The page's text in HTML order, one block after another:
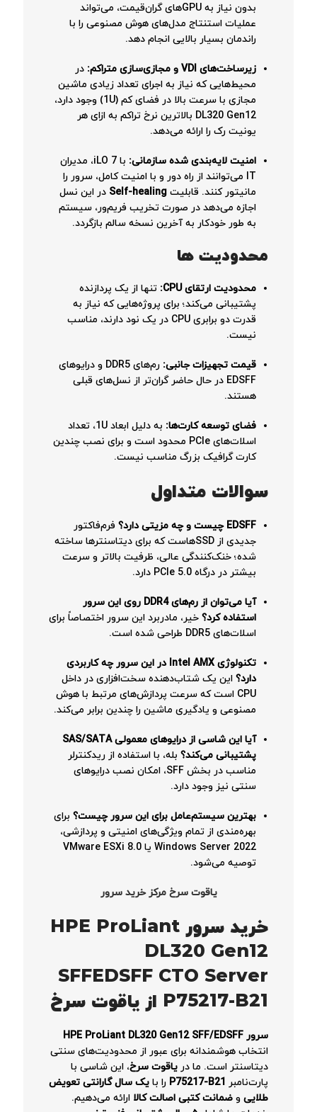
بدون نیاز به GPUهای گران‌قیمت، می‌تواند
عملیات استنتاج مدل‌های هوش مصنوعی را با
راندمان بسیار بالایی انجام دهد.
زیرساخت‌های VDI و مجازی‌سازی متراکم:
در
محیط‌هایی که نیاز به اجرای تعداد زیادی ماشین
مجازی با سرعت بالا در فضای کم (1U) وجود دارد،
DL320 Gen12 بالاترین نرخ تراکم به ازای هر
یونیت رک را ارائه می‌دهد.
امنیت لایه‌بندی شده سازمانی:
با iLO 7، مدیران
IT می‌توانند از راه دور و با امنیت کامل، سرور را
مانیتور کنند. قابلیت Self-healing در این نسل
اجازه می‌دهد در صورت تخریب فریم‌ور، سیستم
به طور خودکار به آخرین نسخه سالم بازگردد.
محدودیت ها
محدودیت ارتقای CPU:
تنها از یک پردازنده
پشتیبانی می‌کند؛ برای پروژه‌هایی که نیاز به
قدرت دو برابری CPU در یک نود دارند، مناسب
نیست.
قیمت تجهیزات جانبی:
رم‌های DDR5 و درایوهای
EDSFF در حال حاضر گران‌تر از نسل‌های قبلی
هستند.
فضای توسعه کارت‌ها:
به دلیل ابعاد 1U، تعداد
اسلات‌های PCIe محدود است و برای نصب چندین
کارت گرافیک بزرگ مناسب نیست.
سوالات متداول
EDSFF چیست و چه مزیتی دارد؟
فرم‌فاکتور
جدیدی از SSDهاست که برای دیتاسنترها ساخته
شده؛ خنک‌کنندگی عالی، ظرفیت بالاتر و سرعت
بیشتر در درگاه PCIe 5.0 دارد.
آیا می‌توان از رم‌های DDR4 روی این سرور
استفاده کرد؟ خیر، مادربرد این سرور اختصاصاً برای
اسلات‌های DDR5 طراحی شده است.
تکنولوژی Intel AMX در این سرور چه کاربردی
دارد؟ این یک شتاب‌دهنده سخت‌افزاری در داخل
CPU است که سرعت پردازش‌های مرتبط با هوش
مصنوعی و یادگیری ماشین را چندین برابر می‌کند.
آیا این شاسی از درایوهای معمولی SAS/SATA
پشتیبانی می‌کند؟ بله، با استفاده از ریدکنترلر
مناسب در بخش SFF، امکان نصب درایوهای
سنتی نیز وجود دارد.
بهترین سیستم‌عامل برای این سرور چیست؟ برای
بهره‌مندی از تمام ویژگی‌های امنیتی و پردازشی،
Windows Server 2022 یا VMware ESXi 8.0
توصیه می‌شود.
یاقوت سرخ مرکز خرید سرور
خرید سرور HPE ProLiant
DL320 Gen12
SFFEDSFF CTO Server
P75217-B21 از یاقوت سرخ
سرور HPE ProLiant DL320 Gen12 SFF/EDSFF
انتخاب هوشمندانه برای عبور از محدودیت‌های سنتی
دیتاسنتر است. ما در یاقوت سرخ، این شاسی با
پارت‌نامبر P75217-B21 را با یک سال گارانتی تعویض
طلایی و ضمانت کتبی اصالت کالا ارائه می‌دهیم.